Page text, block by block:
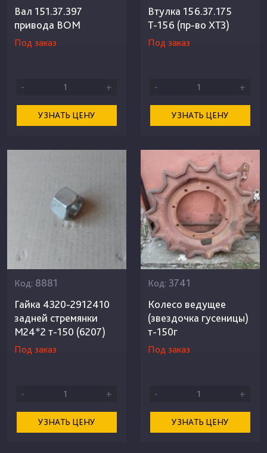
Вал 151.37.397
привода ВОМ
Под заказ
- +
УЗНАТЬ ЦЕНУ
Втулка 156.37.175
Т-156 (пр-во ХТЗ)
Под заказ
- +
УЗНАТЬ ЦЕНУ
Код: 8881
Гайка 4320-2912410
задней стремянки
М24*2 т-150 (6207)
Под заказ
- +
УЗНАТЬ ЦЕНУ
Код: 3741
Колесо ведущее
(звездочка гусеницы)
т-150г
Под заказ
- +
УЗНАТЬ ЦЕНУ